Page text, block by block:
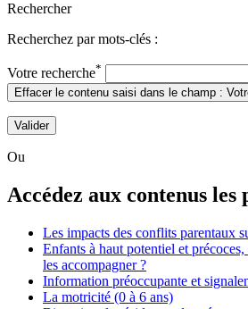
Rechercher
Recherchez par mots-clés :
Votre recherche*
Effacer le contenu saisi dans le champ :
Valider
Ou
Accédez aux contenus les
Les impacts des conflits parentaux
Enfants à haut potentiel et
les accompagner ?
Information préoccupante et
La motricité (0 à 6 ans)